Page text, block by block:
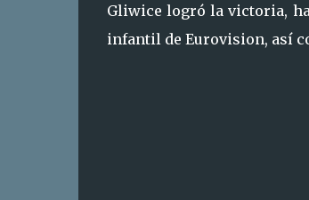
Gliwice logró la victoria,
infantil de Eurovision, así